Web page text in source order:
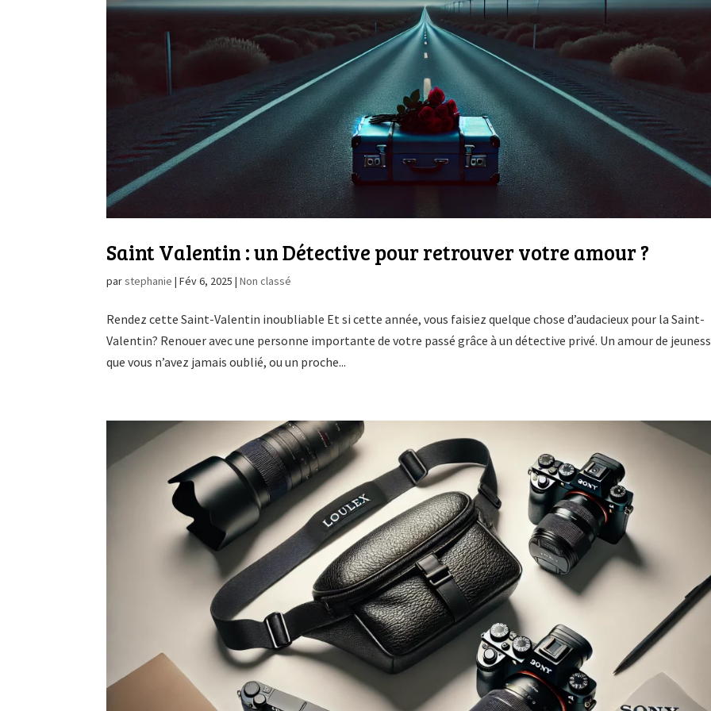
Saint Valentin : un Détective pour retrouver votre amour ?
parstephanie |Fév 6, 2025 |Non classé
Rendez cette Saint-Valentin inoubliable Et si cette année, vous faisiez quelque chose d’audacieux pour la Saint-
Valentin? Renouer avec une personne importante de votre passé grâce à un détective privé. Un amour de
que vous n’avez jamais oublié, ou un proche...